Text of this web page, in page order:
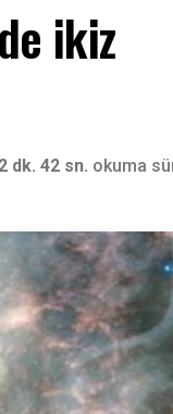
ikiz
2 dk. 42 sn. okuma